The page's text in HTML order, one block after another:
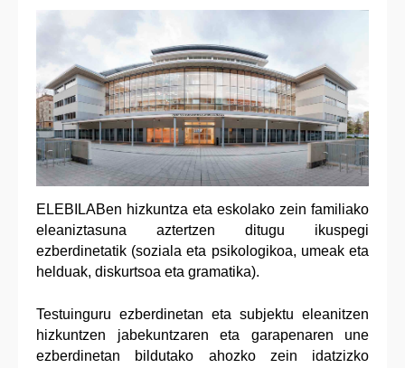
ELEBILABen hizkuntza eta eskolako zein familiako
eleaniztasuna aztertzen ditugu ikuspegi
ezberdinetatik (soziala eta psikologikoa, umeak eta
helduak, diskurtsoa eta gramatika).
Testuinguru ezberdinetan eta subjektu eleanitzen
hizkuntzen jabekuntzaren eta garapenaren une
ezberdinetan bildutako ahozko zein idatzizko